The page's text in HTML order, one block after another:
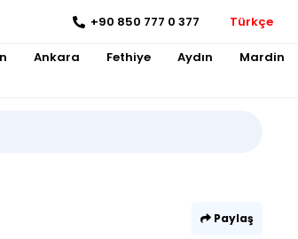
+90 850 777 0 377 Türkçe
Ankara Fethiye Aydın Mardin
Paylaş